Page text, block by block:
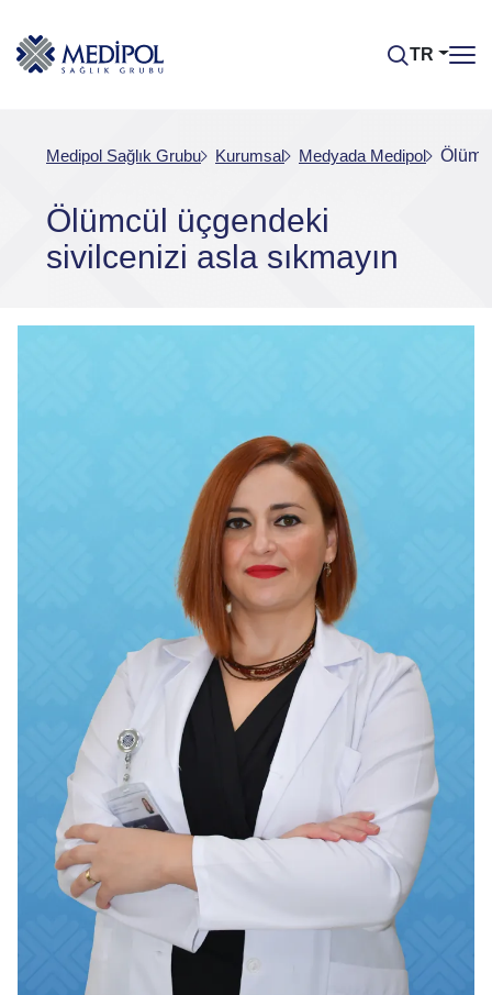
TR
Medipol Sağlık Grubu Kurumsal Medyada Medipol
Ölümcül üçgendeki
sivilcenizi asla sıkmayın